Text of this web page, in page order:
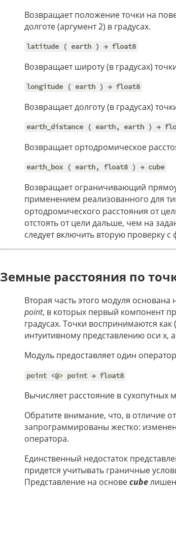
Возвращает положение точки на
долготе (аргумент 2) в градусах.
latitude ( earth ) → float8
Возвращает широту (в градусах)
longitude ( earth ) → float8
Возвращает долготу (в градусах)
earth_distance ( earth, earth ) →
Возвращает ортодромическое
earth_box ( earth, float8 ) → cube
Возвращает ограничивающий
применением реализованного для
ортодромического расстояния от
отстоять от цели дальше, чем на
следует включить вторую проверку с
Земные расстояния по
Вторая часть этого модуля
point, в которых первый компонент
градусах. Точки воспринимаются
интуитивному представлению оси x,
Модуль предоставляет один
point <@> point → float8
Вычисляет расстояние в
Обратите внимание, что, в отличие
запрограммированы жестко:
оператора.
Единственный недостаток
придется учитывать граничные
Представление на основеcube